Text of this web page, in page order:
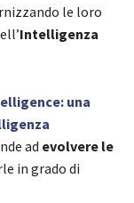
le loro
Intelligenza
una
ad evolvere le
in grado di